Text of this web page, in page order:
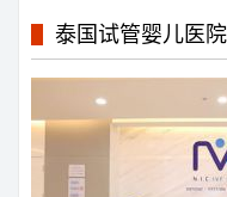
泰国试管婴儿医院